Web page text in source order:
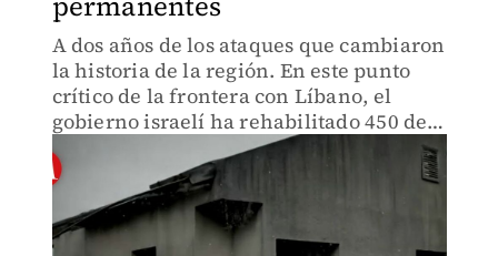
A dos años de los ataques que cambiaron
la historia de la región. En este punto
crítico de la frontera con Líbano, el
gobierno israelí ha rehabilitado 450 de
las 650 viviendas dañadas, intentando
devolver la vida.